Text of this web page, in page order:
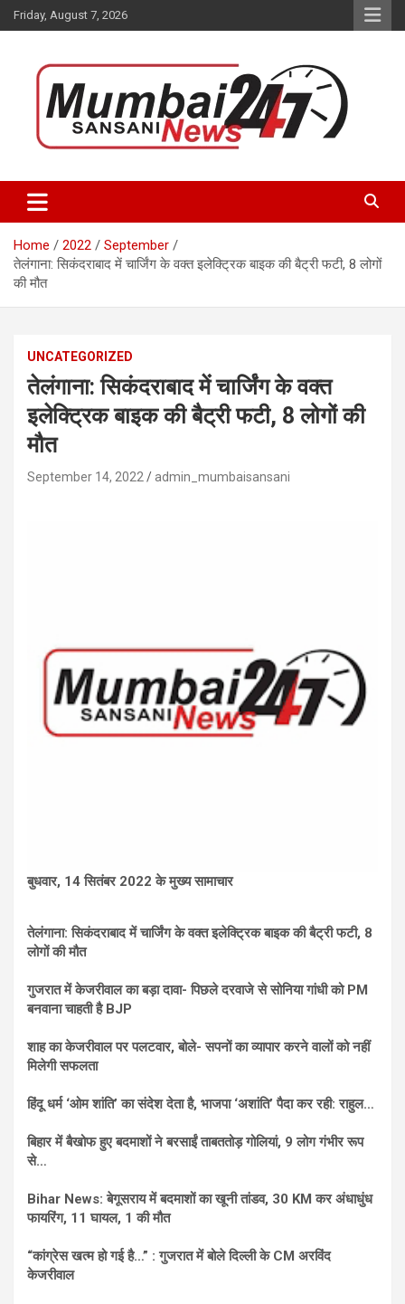
Skip
to
Friday, August 7, 2026
Mumbai Sansani
time updates on recent news around the World.
Home 2022
September
तेलंगाना: सिकंदराबाद में चार्जिंग के वक्त इलेक्ट्रिक बाइक की बैट्री फटी, 8 लोगों
की मौत
UNCATEGORIZED
तेलंगाना: सिकंदराबाद में चार्जिंग के वक्त
इलेक्ट्रिक बाइक की बैट्री फटी, 8 लोगों की
मौत
September 14, 2022 admin_mumbaisansani
बुधवार, 14 सितंबर 2022 के मुख्य सामाचार
तेलंगाना: सिकंदराबाद में चार्जिंग के वक्त इलेक्ट्रिक बाइक की बैट्री फटी, 8
लोगों की मौत
गुजरात में केजरीवाल का बड़ा दावा- पिछले दरवाजे से सोनिया गांधी को PM
बनवाना चाहती है BJP
शाह का केजरीवाल पर पलटवार, बोले- सपनों का व्यापार करने वालों को नहीं
मिलेगी सफलता
हिंदू धर्म ‘ओम शांति’ का संदेश देता है, भाजपा ‘अशांति’ पैदा कर रही: राहुल…
बिहार में बैखोफ हुए बदमाशों ने बरसाईं ताबततोड़ गोलियां, 9 लोग गंभीर रूप
से…
Bihar News: बेगूसराय में बदमाशों का खूनी तांडव, 30 KM कर अंधाधुंध
फायरिंग, 11 घायल, 1 की मौत
“कांग्रेस खत्म हो गई है…” : गुजरात में बोले दिल्ली के CM अरविंद
केजरीवाल